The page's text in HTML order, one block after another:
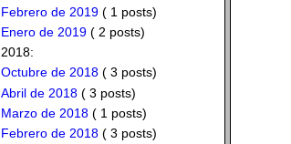
Febrero de 2019( 1 posts)
Enero de 2019( 2 posts)
2018:
Octubre de 2018( 3 posts)
Abril de 2018( 3 posts)
Marzo de 2018( 1 posts)
Febrero de 2018( 3 posts)